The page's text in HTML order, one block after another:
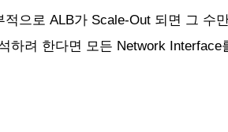
으로 ALB가 Scale-Out 되면 그 수
하려 한다면 모든 Network Interface